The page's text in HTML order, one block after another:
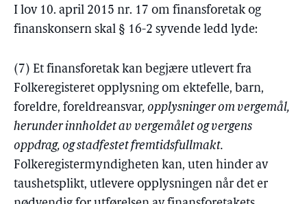
I lov 10. april 2015 nr. 17 om finansforetak og
finanskonsern skal § 16-2 syvende ledd lyde:
(7) Et finansforetak kan begjære utlevert fra
Folkeregisteret opplysning om ektefelle, barn,
foreldre, foreldreansvar, opplysninger om vergemål,
herunder innholdet av vergemålet og vergens
oppdrag, og stadfestet fremtidsfullmakt.
Folkeregistermyndigheten kan, uten hinder av
taushetsplikt, utlevere opplysningen når det er